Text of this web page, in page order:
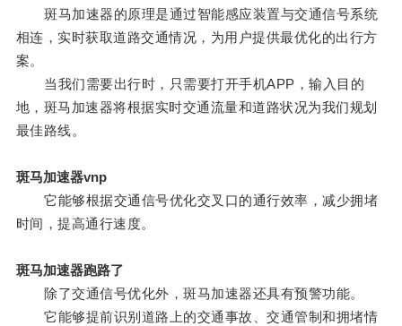
斑马加速器的原理是通过智能感应装置与交通信号系统
相连，实时获取道路交通情况，为用户提供最优化的出行方
案。
当我们需要出行时，只需要打开手机APP，输入目的
地，斑马加速器将根据实时交通流量和道路状况为我们规划
最佳路线。
斑马加速器vnp
它能够根据交通信号优化交叉口的通行效率，减少拥堵
时间，提高通行速度。
斑马加速器跑路了
除了交通信号优化外，斑马加速器还具有预警功能。
它能够提前识别道路上的交通事故、交通管制和拥堵情